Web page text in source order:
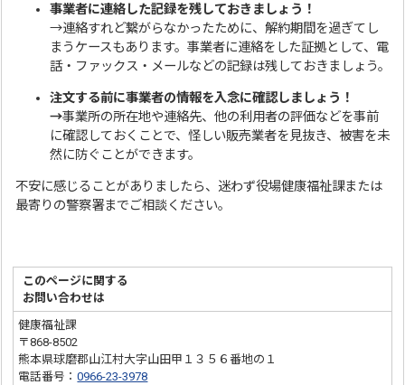
事業者に連絡した記録を残しておきましょう！
→連絡すれど繋がらなかったために、解約期間を過ぎてし
まうケースもあります。事業者に連絡をした証拠として、電
話・ファックス・メールなどの記録は残しておきましょう。
注文する前に事業者の情報を入念に確認しましょう！
→事業所の所在地や連絡先、他の利用者の評価などを事前
に確認しておくことで、怪しい販売業者を見抜き、被害を未
然に防ぐことができます。
不安に感じることがありましたら、迷わず役場健康福祉課または
最寄りの警察署までご相談ください。
このページに関する
お問い合わせは
健康福祉課
〒868-8502
熊本県球磨郡山江村大字山田甲１３５６番地の１
電話番号：0966-23-3978